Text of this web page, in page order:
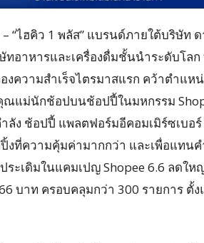
“ไฮคิว 1 พลัส” แบรนด์ภายใต้บริษัท
ทอาหารและเครื่องดื่มชั้นนำระดับโล
ความสำเร็จไตรมาสแรก คว้าตำแห
แม่นักช้อปบนช้อปปี้ในมหกรรม
ลัง ช้อปปี้ แพลตฟอร์มอีคอมเมิร์ซเบอ
งที่ความคุ้มค่ามากกว่า และเพื่อแท
ระเดิมในแคมเปญ Shopee 6.6 ลดใ
บาท ครอบคลุมกว่า 300 รายการ ตั้